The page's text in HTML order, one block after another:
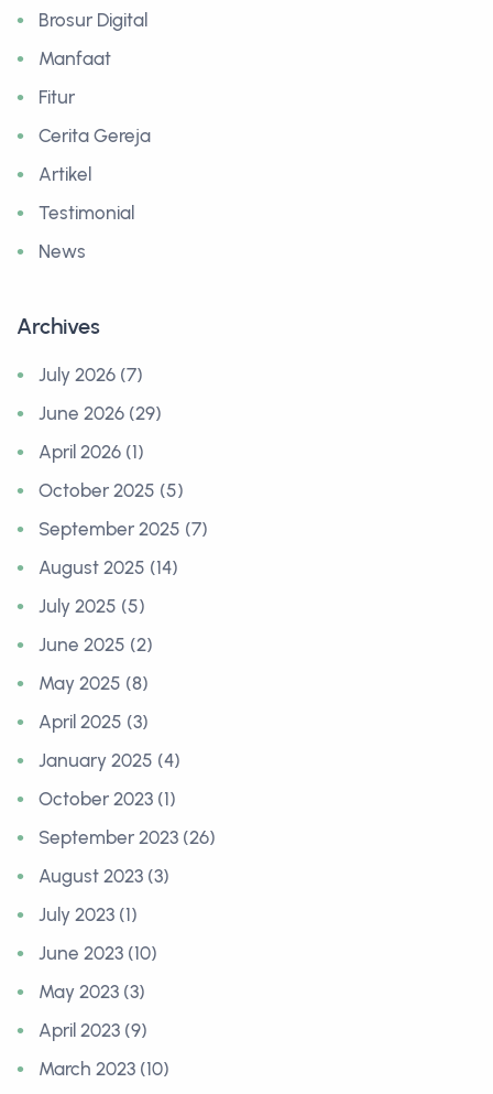
Brosur Digital
Manfaat
Fitur
Cerita Gereja
Artikel
Testimonial
News
Archives
July 2026 (7)
June 2026 (29)
April 2026 (1)
October 2025 (5)
September 2025 (7)
August 2025 (14)
July 2025 (5)
June 2025 (2)
May 2025 (8)
April 2025 (3)
January 2025 (4)
October 2023 (1)
September 2023 (26)
August 2023 (3)
July 2023 (1)
June 2023 (10)
May 2023 (3)
April 2023 (9)
March 2023 (10)